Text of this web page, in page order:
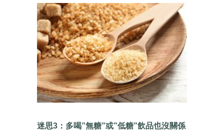
迷思3：多喝”無糖”或”低糖”飲品也沒關係